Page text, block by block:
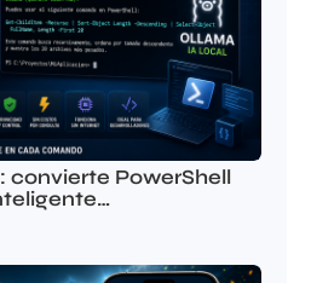
convierte PowerShell